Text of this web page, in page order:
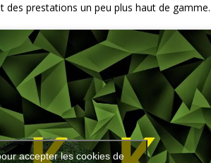
des prestations un peu plus haut de gamme.
accepter les cookies de